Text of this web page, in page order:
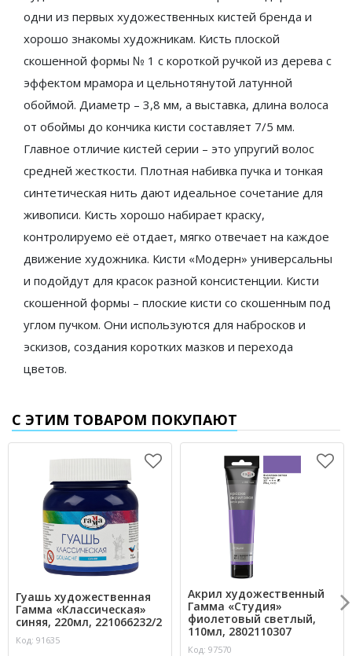
одни из первых художественных кистей бренда и
хорошо знакомы художникам. Кисть плоской
скошенной формы № 1 с короткой ручкой из дерева с
эффектом мрамора и цельнотянутой латунной
обоймой. Диаметр – 3,8 мм, а выставка, длина волоса
от обоймы до кончика кисти составляет 7/5 мм.
Главное отличие кистей серии – это упругий волос
средней жесткости. Плотная набивка пучка и тонкая
синтетическая нить дают идеальное сочетание для
живописи. Кисть хорошо набирает краску,
контролируемо её отдает, мягко отвечает на каждое
движение художника. Кисти «Модерн» универсальны
и подойдут для красок разной консистенции. Кисти
скошенной формы – плоские кисти со скошенным под
углом пучком. Они используются для набросков и
эскизов, создания коротких мазков и перехода
цветов.
С ЭТИМ ТОВАРОМ ПОКУПАЮТ
Гуашь художественная
Гамма «Классическая»
синяя, 220мл, 221066232/2
Код: 91635
Акрил художественный
Гамма «Студия»
фиолетовый светлый,
110мл, 2802110307
Код: 97570